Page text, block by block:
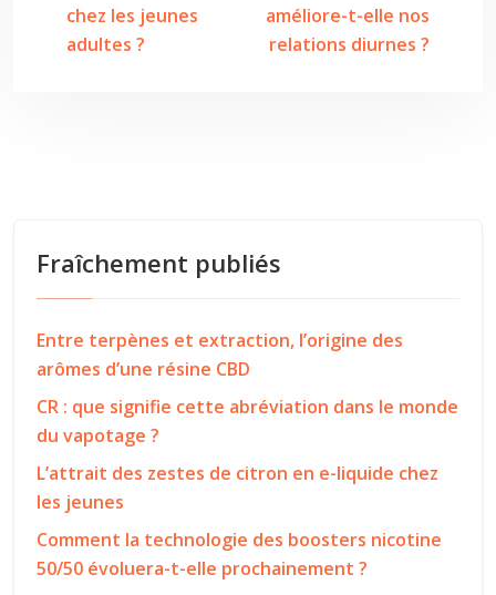
chez les jeunes
adultes ?
améliore-t-elle nos
relations diurnes ?
Fraîchement publiés
Entre terpènes et extraction, l’origine des
arômes d’une résine CBD
CR : que signifie cette abréviation dans le monde
du vapotage ?
L’attrait des zestes de citron en e-liquide chez
les jeunes
Comment la technologie des boosters nicotine
50/50 évoluera-t-elle prochainement ?